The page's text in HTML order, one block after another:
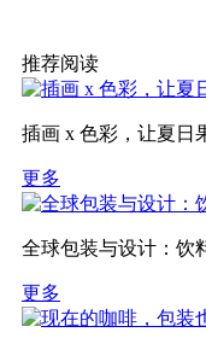
推荐阅读
插画 x 色彩，让夏日
更多
全球包装与设计：饮
更多